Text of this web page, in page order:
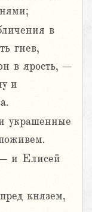
в
гнев,
в ярость, –
и
украшенные
и Елисей
князем,